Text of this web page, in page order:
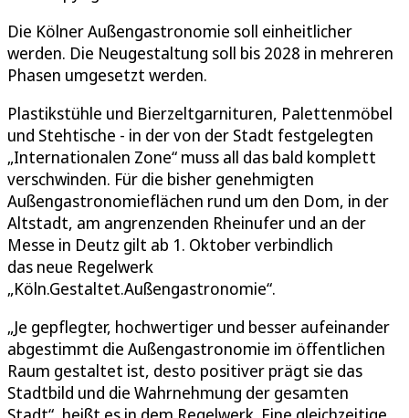
Die Kölner Außengastronomie soll einheitlicher
werden. Die Neugestaltung soll bis 2028 in mehreren
Phasen umgesetzt werden.
Plastikstühle und Bierzeltgarnituren, Palettenmöbel
und Stehtische - in der von der Stadt festgelegten
„Internationalen Zone“ muss all das bald komplett
verschwinden. Für die bisher genehmigten
Außengastronomieflächen rund um den Dom, in der
Altstadt, am angrenzenden Rheinufer und an der
Messe in Deutz gilt ab 1. Oktober verbindlich
das neue Regelwerk
„Köln.Gestaltet.Außengastronomie“.
„Je gepflegter, hochwertiger und besser aufeinander
abgestimmt die Außengastronomie im öffentlichen
Raum gestaltet ist, desto positiver prägt sie das
Stadtbild und die Wahrnehmung der gesamten